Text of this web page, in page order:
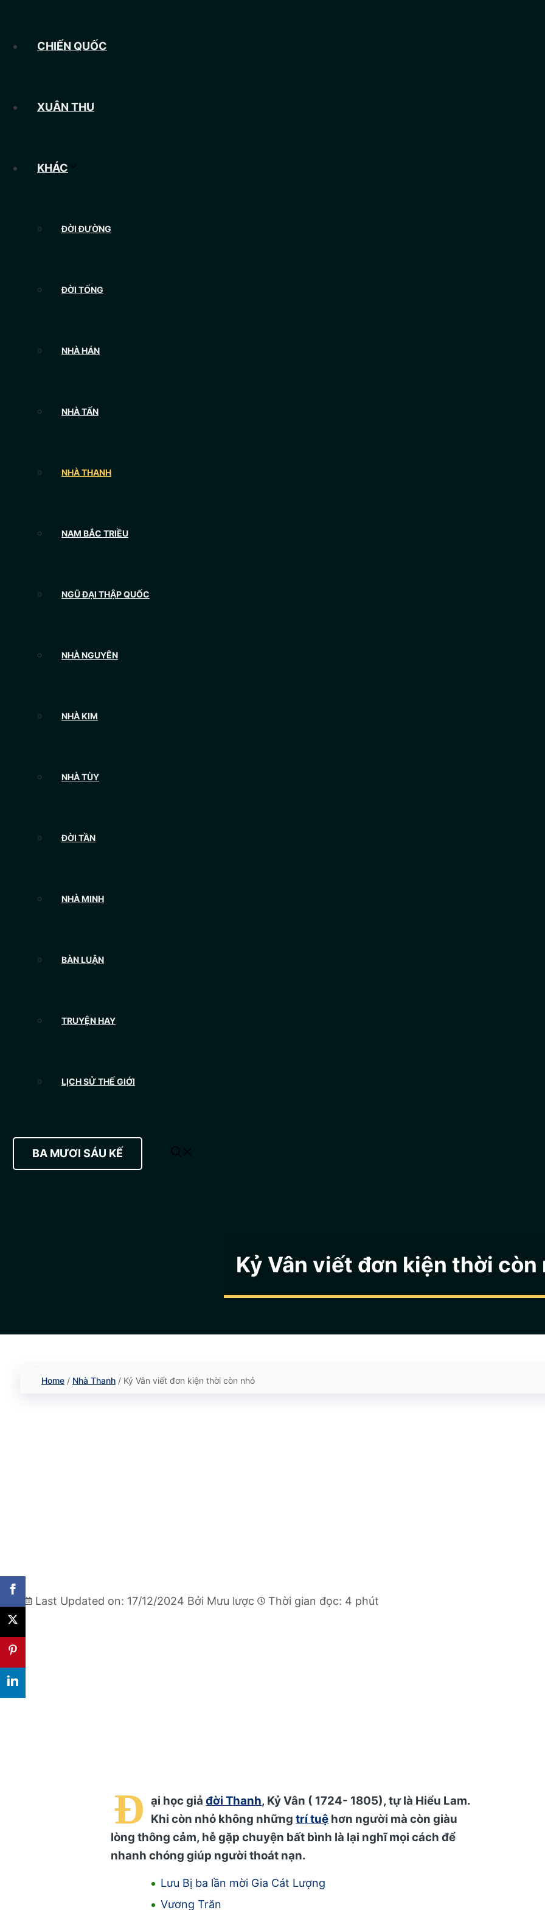
CHIẾN QUỐC
XUÂN THU
KHÁC
ĐỜI ĐƯỜNG
ĐỜI TỐNG
NHÀ HÁN
NHÀ TẤN
NHÀ THANH
NAM BẮC TRIỀU
NGŨ ĐẠI THẬP QUỐC
NHÀ NGUYÊN
NHÀ KIM
NHÀ TÙY
ĐỜI TẦN
NHÀ MINH
BÀN LUẬN
TRUYỆN HAY
LỊCH SỬ THẾ GIỚI
BA MƯƠI SÁU KẾ
Kỷ Vân viết đơn kiện thời còn
Home / Nhà Thanh / Kỷ Vân viết đơn kiện thời còn nhỏ
Last Updated on: 17/12/2024 Bởi Mưu lược Thời gian đọc: 4 phút
Đ ại học giảđời Thanh, Kỷ Vân ( 1724- 1805), tự là Hiểu Lam.
Khi còn nhỏ không nhữngtrí tuệ hơn người mà còn giàu
lòng thông cảm, hễ gặp chuyện bất bình là lại nghĩ mọi cách để
nhanh chóng giúp người thoát nạn.
Lưu Bị ba lần mời Gia Cát Lượng
Vương Trăn